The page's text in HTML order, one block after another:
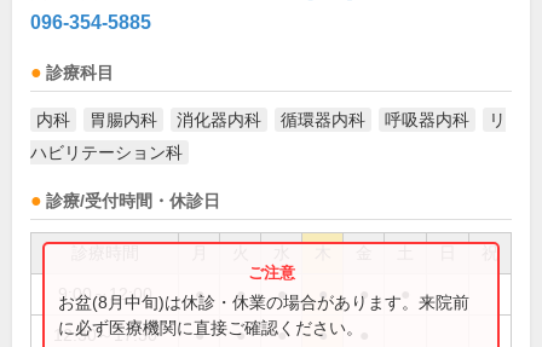
096-354-5885
診療科目
内科 胃腸内科 消化器内科 循環器内科 呼吸器内科
リ
ハビリテーション科
診療/受付時間・休診日
祝
9:00～12:00 ● ● ● ● ●
12:30～17:30 ● ● ● ●
お盆(8月中旬)は休診・休業の場合があります。来院前
に必ず医療機関に直接ご確認ください。